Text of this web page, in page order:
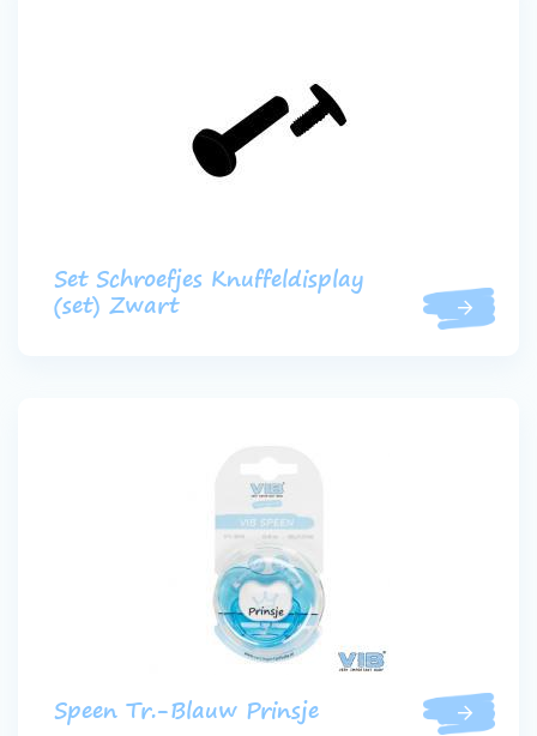
Set Schroefjes Knuffeldisplay
(set) Zwart
Speen Tr.-Blauw Prinsje